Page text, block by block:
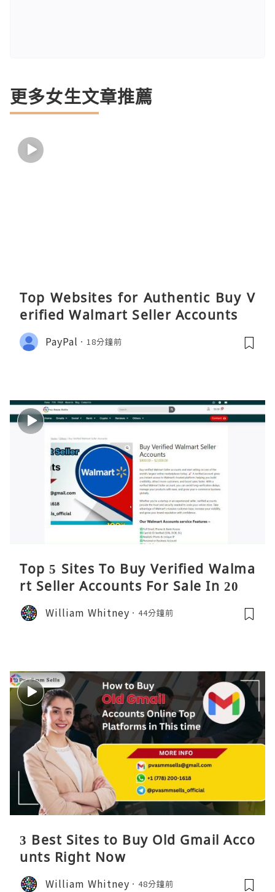
更多女生文章推薦
Top Websites for Authentic Buy V
erified Walmart Seller Accounts
PayPal 18分鐘前
Top 5 Sites To Buy Verified Walma
rt Seller Accounts For Sale In 2026
William Whitney 44分鐘前
3 Best Sites to Buy Old Gmail Acco
unts Right Now
William Whitney 48分鐘前